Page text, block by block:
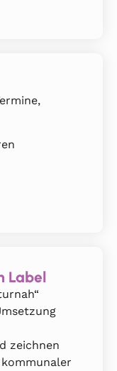
Label
zeichnen